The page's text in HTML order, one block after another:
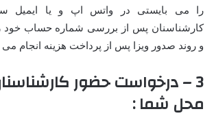
را می بایستی در واتس اپ و یا ایمیل
کارشناسنان پس از بررسی شماره حساب خود
و روند صدور ویزا پس از پرداخت هزینه انجام
3 – درخواست حضور
محل شما :